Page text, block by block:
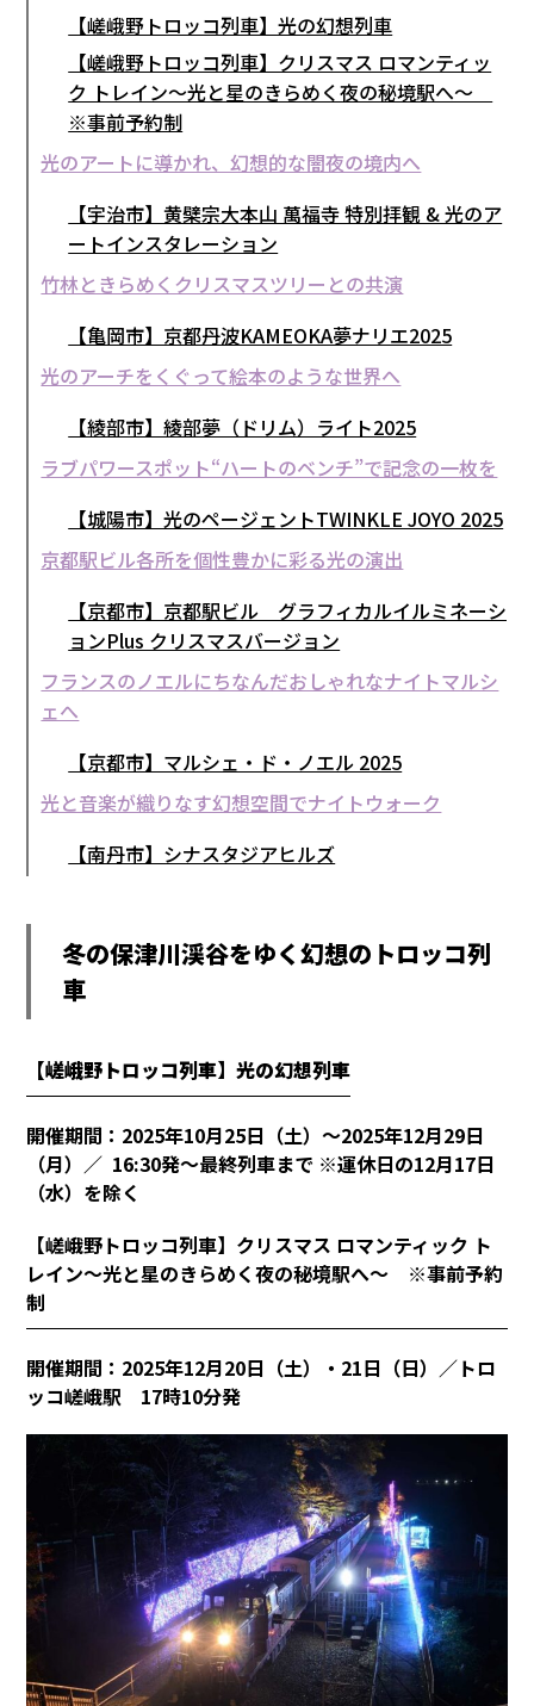
【嵯峨野トロッコ列車】光の幻想列車
【嵯峨野トロッコ列車】クリスマス ロマンティッ
ク トレイン～光と星のきらめく夜の秘境駅へ～
※事前予約制
光のアートに導かれ、幻想的な闇夜の境内へ
【宇治市】黄檗宗大本山 萬福寺 特別拝観 & 光のア
ートインスタレーション
竹林ときらめくクリスマスツリーとの共演
【亀岡市】京都丹波KAMEOKA夢ナリエ2025
光のアーチをくぐって絵本のような世界へ
【綾部市】綾部夢（ドリム）ライト2025
ラブパワースポット“ハートのベンチ”で記念の一枚を
【城陽市】光のページェントTWINKLE JOYO 2025
京都駅ビル各所を個性豊かに彩る光の演出
【京都市】京都駅ビル グラフィカルイルミネーシ
ョンPlus クリスマスバージョン
フランスのノエルにちなんだおしゃれなナイトマルシ
ェへ
【京都市】マルシェ・ド・ノエル 2025
光と音楽が織りなす幻想空間でナイトウォーク
【南丹市】シナスタジアヒルズ
冬の保津川渓谷をゆく幻想のトロッコ列
車
【嵯峨野トロッコ列車】光の幻想列車
開催期間：2025年10月25日（土）～2025年12月29日
（月）／ 16:30発～最終列車まで ※運休日の12月17日
（水）を除く
【嵯峨野トロッコ列車】クリスマス ロマンティック ト
レイン～光と星のきらめく夜の秘境駅へ～ ※事前予約
制
開催期間：2025年12月20日（土）・21日（日）／トロ
ッコ嵯峨駅 17時10分発